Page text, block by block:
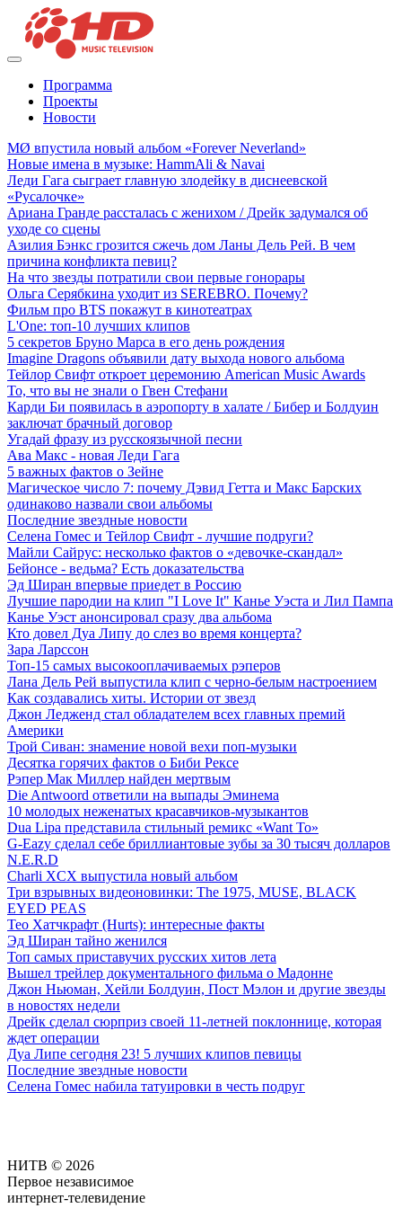
Программа
Проекты
Новости
MØ впустила новый альбом «Forever Neverland»
Новые имена в музыке: HammAli & Navai
Леди Гага сыграет главную злодейку в диснеевской
«Русалочке»
Ариана Гранде рассталась с женихом / Дрейк задумался об
уходе со сцены
Азилия Бэнкс грозится сжечь дом Ланы Дель Рей. В чем
причина конфликта певиц?
На что звезды потратили свои первые гонорары
Ольга Серябкина уходит из SEREBRO. Почему?
Фильм про BTS покажут в кинотеатрах
L'One: топ-10 лучших клипов
5 секретов Бруно Марса в его день рождения
Imagine Dragons объявили дату выхода нового альбома
Тейлор Свифт откроет церемонию American Music Awards
То, что вы не знали о Гвен Стефани
Карди Би появилась в аэропорту в халате / Бибер и Болдуин
заключат брачный договор
Угадай фразу из русскоязычной песни
Ава Макс - новая Леди Гага
5 важных фактов о Зейне
Магическое число 7: почему Дэвид Гетта и Макс Барских
одинаково назвали свои альбомы
Последние звездные новости
Селена Гомес и Тейлор Свифт - лучшие подруги?
Майли Сайрус: несколько фактов о «девочке-скандал»
Бейонсе - ведьма? Есть доказательства
Эд Ширан впервые приедет в Россию
Лучшие пародии на клип "I Love It" Канье Уэста и Лил Пампа
Канье Уэст анонсировал сразу два альбома
Кто довел Дуа Липу до слез во время концерта?
Зара Ларссон
Топ-15 самых высокооплачиваемых рэперов
Лана Дель Рей выпустила клип с черно-белым настроением
Как создавались хиты. Истории от звезд
Джон Ледженд стал обладателем всех главных премий
Америки
Трой Сиван: знамение новой вехи поп-музыки
Десятка горячих фактов о Биби Рексе
Рэпер Мак Миллер найден мертвым
Die Antwoord ответили на выпады Эминема
10 молодых неженатых красавчиков-музыкантов
Dua Lipa представила стильный ремикс «Want To»
G-Eazy сделал себе бриллиантовые зубы за 30 тысяч долларов
N.E.R.D
Charli XCX выпустила новый альбом
Три взрывных видеоновинки: The 1975, MUSE, BLACK
EYED PEAS
Тео Хатчкрафт (Hurts): интересные факты
Эд Ширан тайно женился
Топ самых приставучих русских хитов лета
Вышел трейлер документального фильма о Мадонне
Джон Ньюман, Хейли Болдуин, Пост Мэлон и другие звезды
в новостях недели
Дрейк сделал сюрприз своей 11-летней поклоннице, которая
ждет операции
Дуа Липе сегодня 23! 5 лучших клипов певицы
Последние звездные новости
Селена Гомес набила татуировки в честь подруг
НИТВ © 2026
Первое независимое
интернет-телевидение